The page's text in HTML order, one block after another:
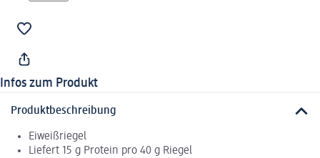
Infos zum Produkt
Produktbeschreibung
Eiweißriegel
Liefert 15 g Protein pro 40 g Riegel